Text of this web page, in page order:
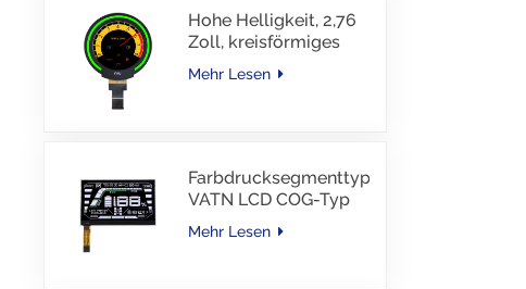
Hohe Helligkeit, 2,76
Zoll, kreisförmiges
TFT-Display, 480 x
480 Auflösung, 1000
Mehr Lesen
Farbdrucksegmenttyp
VATN LCD COG-Typ
LCD mit IIC-
Schnittstelle für E-
Mehr Lesen